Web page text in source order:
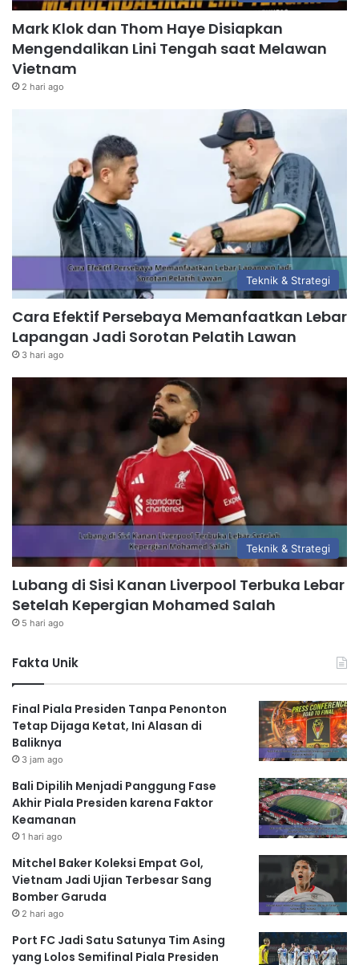
Mark Klok dan Thom Haye Disiapkan
Mengendalikan Lini Tengah saat Melawan
Vietnam
2 hari ago
Teknik & Strategi
Cara Efektif Persebaya Memanfaatkan Lebar
Lapangan Jadi Sorotan Pelatih Lawan
3 hari ago
Teknik & Strategi
Lubang di Sisi Kanan Liverpool Terbuka Lebar
Setelah Kepergian Mohamed Salah
5 hari ago
Fakta Unik
Final Piala Presiden Tanpa Penonton
Tetap Dijaga Ketat, Ini Alasan di
Baliknya
3 jam ago
Bali Dipilih Menjadi Panggung Fase
Akhir Piala Presiden karena Faktor
Keamanan
1 hari ago
Mitchel Baker Koleksi Empat Gol,
Vietnam Jadi Ujian Terbesar Sang
Bomber Garuda
2 hari ago
Port FC Jadi Satu Satunya Tim Asing
yang Lolos Semifinal Piala Presiden